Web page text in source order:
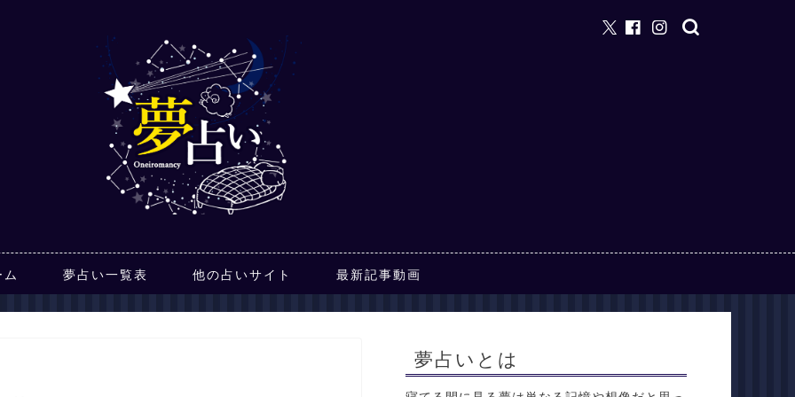
ム 夢占い一覧表 他の占いサイト 最新記事動画
夢占いとは